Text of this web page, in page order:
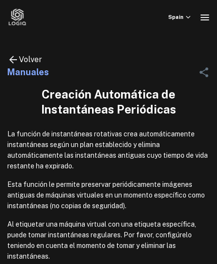
Spain
Volver
Manuales
Creación Automática de
Instantáneas Periódicas
La función de instantáneas rotativas crea automáticamente
instantáneas según un plan establecido y elimina
automáticamente las instantáneas antiguas cuyo tiempo de vida
restante ha expirado.
Esta función le permite preservar periódicamente imágenes
antiguas de máquinas virtuales en un momento específico como
instantáneas (no copias de seguridad).
Al etiquetar una máquina virtual con una etiqueta específica,
puede tomar instantáneas regulares. Por favor, configúrelo
teniendo en cuenta el momento de tomar y eliminar las
instantáneas.